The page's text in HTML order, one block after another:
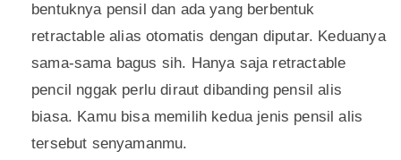
bentuknya pensil dan ada yang berbentuk
retractable alias otomatis dengan diputar. Keduanya
sama-sama bagus sih. Hanya saja retractable
pencil nggak perlu diraut dibanding pensil alis
biasa. Kamu bisa memilih kedua jenis pensil alis
tersebut senyamanmu.